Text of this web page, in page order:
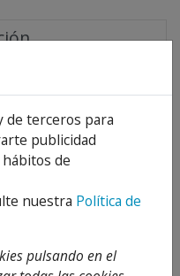
realizados en
de terceros para
publicidad
de
nuestra Política de
pulsando en el